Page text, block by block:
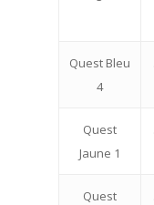
Quest Bleu
4
Quest
Jaune 1
Quest